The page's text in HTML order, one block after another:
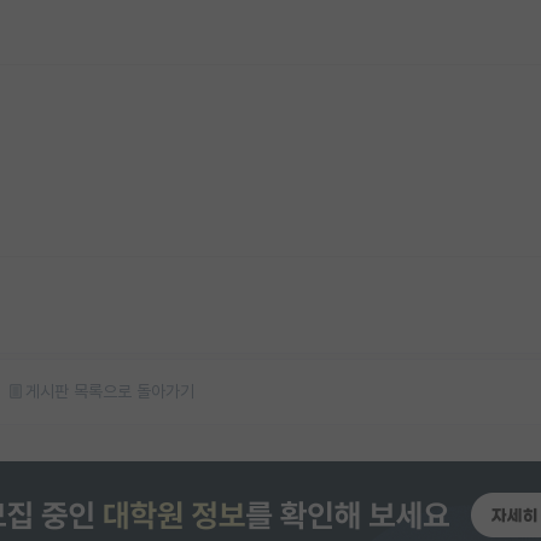
게시판 목록으로 돌아가기